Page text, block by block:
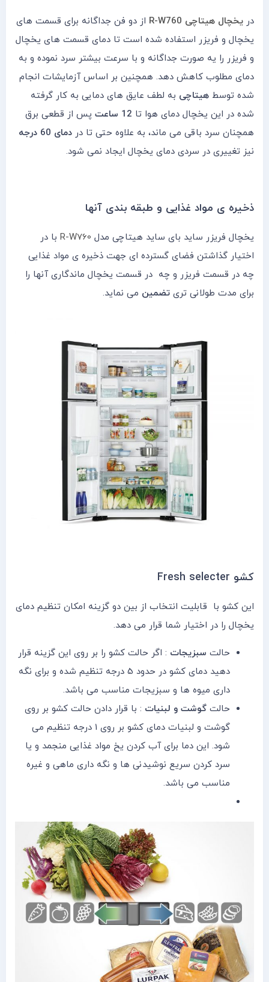
در یخچال هیتاچی R-W760
از دو فن جداگانه برای قسمت های
یخچال و فریزر استفاده شده است تا دمای قسمت های یخچال
و فریزر را یه صورت جداگانه و با سرعت بیشتر سرد نموده و به
دمای مطلوب کاهش دهد. همچنین بر اساس آزمایشات انجام
شده توسط هیتاچی به لطف عایق های دمایی به کار گرفته
شده در این یخچال دمای هوا تا 12 ساعت
پس از قطعی برق
همچنان سرد باقی می ماند، به علاوه حتی تا در دمای 60 درجه
نیز تغییری در سردی دمای یخچال ایجاد نمی شود.
ذخیره ی مواد غذایی و طبقه بندی آنها
یخچال فریزر ساید بای ساید هیتاچی مدل R-W760 با در
اختیار گذاشتن فضای گسترده ای جهت ذخیره ی مواد غذایی
چه در قسمت فریزر و چه در قسمت یخچال ماندگاری آنها را
برای مدت طولانی تری تضمین می نماید.
کشو Fresh selecter
این کشو با قابلیت انتخاب از بین دو گزینه امکان تنظیم دمای
یخچال را در اختیار شما قرار می دهد.
حالت سبزیجات : اگر حالت کشو را بر روی این گزینه قرار
دهید دمای کشو در حدود 5 درجه تنظیم شده و برای نگه
داری میوه ها و سبزیجات مناسب می باشد.
حالت گوشت و لبنیات : با قرار دادن حالت کشو بر روی
گوشت و لبنیات دمای کشو بر روی 1 درجه تنظیم می
شود. این دما برای آب کردن یخ مواد غذایی منجمد و یا
سرد کردن سریع نوشیدنی ها و نگه داری ماهی و غیره
مناسب می باشد.